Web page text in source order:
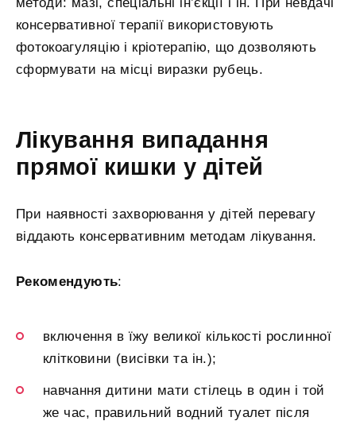
консервативної терапії використовують
фотокоагуляцію і кріотерапію, що дозволяють
сформувати на місці виразки рубець.
Лікування випадання
прямої кишки у дітей
При наявності захворювання у дітей перевагу
віддають консервативним методам лікування.
Рекомендують:
включення в їжу великої кількості рослинної
клітковини (висівки та ін.);
навчання дитини мати стілець в один і той
же час, правильний водний туалет після